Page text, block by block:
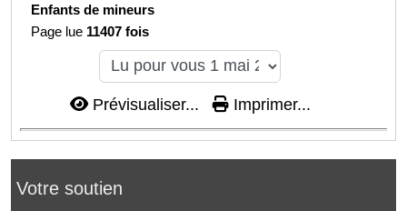
Votre soutien
Enfants de mineurs
Page lue 11407 fois
Prévisualiser... Imprimer...